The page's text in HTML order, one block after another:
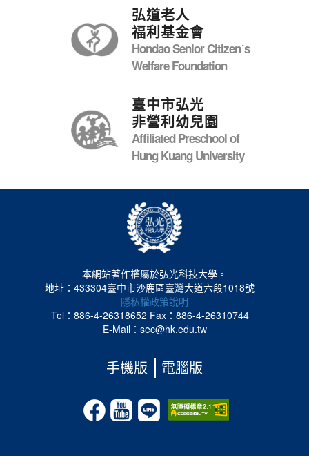
弘道老人
福利基金會
Hondao Senior Citizenˊs
Welfare Foundation
臺中市弘光
非營利幼兒園
Affiliated Preschool of
Hung Kuang University
本網站著作權屬於弘光科技大學。
地址：433304臺中市沙鹿區臺灣大道六段1018號
隱私權政策說明
Tel：886-4-26318652 Fax：886-4-26310744
E-Mail：sec@hk.edu.tw
手機版 電腦版